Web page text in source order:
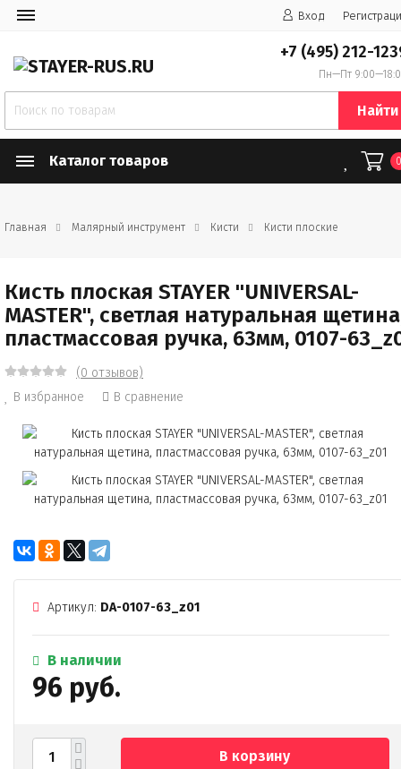
Вход
+7 (495) 212-
Пн—Пт
Найти
Каталог товаров
Главная Малярный инструмент Кисти Кисти плоские
Кисть плоская STAYER "UNIVERSAL-
MASTER", светлая натуральная
пластмассовая ручка, 63мм, 0107-
(0 отзывов)
В избранное
В сравнение
Артикул: DA-0107-63_z01
В наличии
96 руб.
В корзину